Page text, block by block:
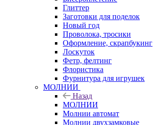
Глиттер
Заготовки для поделок
Новый год
Проволока, тросики
Оформление, скрапбукинг
Лоскуток
Фетр, фелтинг
Флористика
Фурнитура для игрушек
МОЛНИИ
Назад
МОЛНИИ
Молнии автомат
Молнии двухзамковые